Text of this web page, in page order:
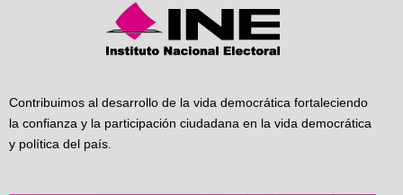
Contribuimos al desarrollo de la vida democrática fortaleciendo
la confianza y la participación ciudadana en la vida democrática
y política del país.